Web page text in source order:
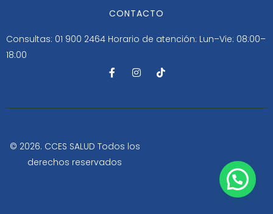
CONTACTO
Consultas: 01 900 2464 Horario de atención: Lun–Vie: 08:00–
18:00
F
a
b
-
I
n
a
m
T
i
o
© 2026. CCES SALUD Todos los
derechos reservados